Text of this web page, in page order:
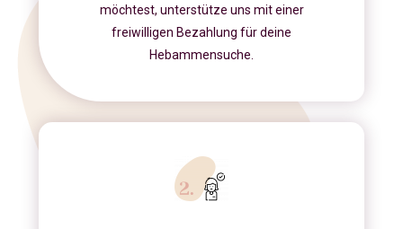
möchtest, unterstütze uns mit einer
freiwilligen Bezahlung für deine
Hebammensuche.